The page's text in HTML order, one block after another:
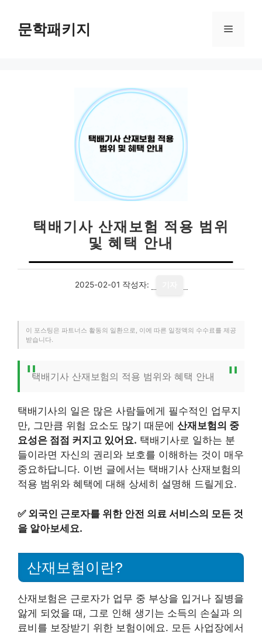
문학패키지 메
택배기사 산재보험 적용 범위
및 혜택 안내
2025-02-01 작성자:
이 포스팅은 파트너스 활동의 일환으로, 이에 따른 일정액의 수수료를 제공
받습니다.
택배기사 산재보험의 적용 범위와 혜택 안내
택배기사의 일은 많은 사람들에게 필수적인 업무지
만, 그만큼 위험 요소도 많기 때문에 산재보험의 중
요성은 점점 커지고 있어요. 택배기사로 일하는 분
들이라면 자신의 권리와 보호를 이해하는 것이 매우
중요하답니다. 이번 글에서는 택배기사 산재보험의
적용 범위와 혜택에 대해 상세히 설명해 드릴게요.
✅ 외국인 근로자를 위한 안전 의료 서비스의 모든 것
을 알아보세요.
산재보험이란?
산재보험은 근로자가 업무 중 부상을 입거나 질병을
앓게 되었을 때, 그로 인해 생기는 소득의 손실과 의
료비를 보장받기 위한 보험이에요. 모든 사업장에서